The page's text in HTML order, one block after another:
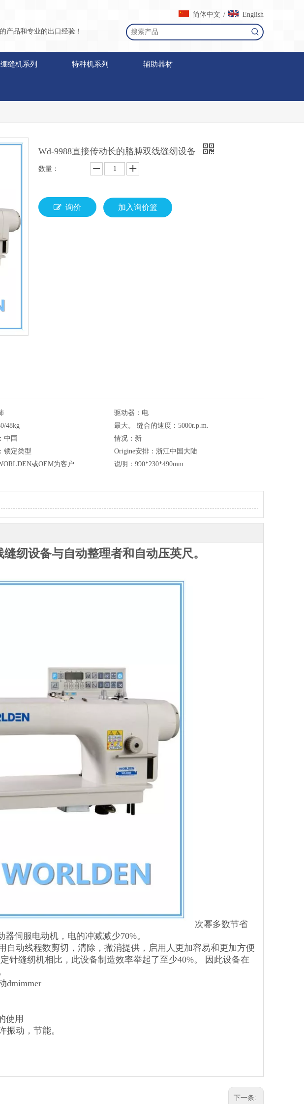
产品和专业的出口经验！
简体中文 / English
绷缝机系列 特种机系列 辅助器材
Wd-9988直接传动长的胳膊双线缝纫设备
数量：
询价 加入询价篮
驱动器： 电
48kg 最大。 缝合的速度： 5000r.p.m.
中国 情况： 新
锁定类型 Origine安排： 浙江中国大陆
或OEM为客户 说明： 990*230*490mm
纫设备与自动整理者和自动压英尺。
次幂多数节省
伺服电动机，电的冲减减少70%。
自动线程数剪切，清除，撤消提供，启用人更加容易和更加方便
针缝纫机相比，此设备制造效率举起了至少40%。 因此设备在
dmimmer
使用
振动，节能。
下一条: